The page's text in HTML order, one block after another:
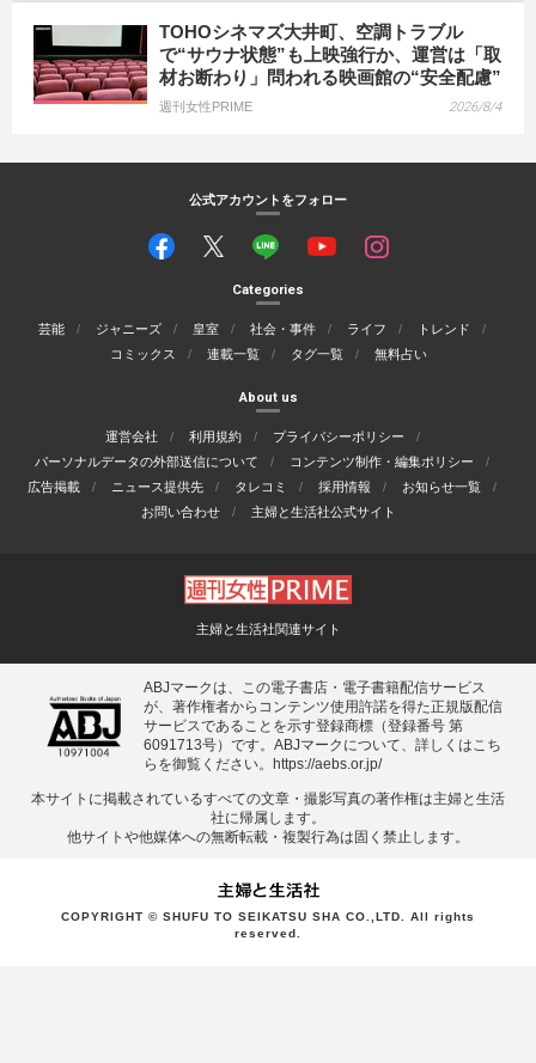
TOHOシネマズ大井町、空調トラブル
で“サウナ状態”も上映強行か、運営は「取
材お断わり」問われる映画館の“安全配慮”
週刊女性PRIME 2026/8/4
公式アカウントをフォロー
Categories
芸能 ジャニーズ 皇室 社会・事件 ライフ
トレンド
コミックス
連載一覧 タグ一覧 無料占い
About us
運営会社 利用規約
プライバシーポリシー
パーソナルデータの外部送信について
コンテンツ制作・編集ポリシー
広告掲載
ニュース提供先 タレコミ 採用情報
お知らせ一覧
お問い合わせ
主婦と生活社公式サイト
主婦と生活社関連サイト
ABJマークは、この電子書店・電子書籍配信サービス
が、著作権者からコンテンツ使用許諾を得た正規版配信
サービスであることを示す登録商標（登録番号 第
6091713号）です。ABJマークについて、詳しくはこち
らを御覧ください。
https://aebs.or.jp/
本サイトに掲載されているすべての⽂章・撮影写真の著作権は主婦と⽣活
社に帰属します。
他サイトや他媒体への無断転載・複製⾏為は固く禁⽌します。
COPYRIGHT © SHUFU TO SEIKATSU SHA CO.,LTD. All rights
reserved.